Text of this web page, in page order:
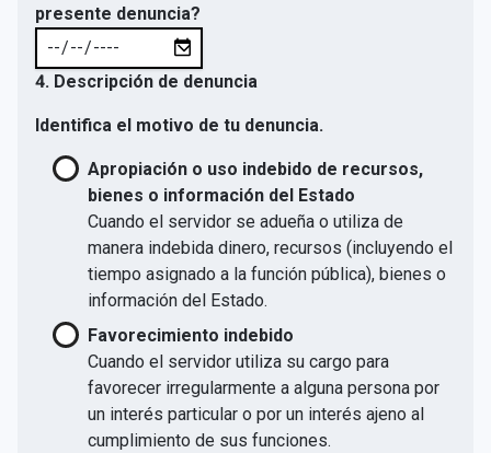
presente denuncia?
4. Descripción de denuncia
Identifica el motivo de tu denuncia.
Apropiación o uso indebido de recursos,
bienes o información del Estado
Cuando el servidor se adueña o utiliza de
manera indebida dinero, recursos (incluyendo el
tiempo asignado a la función pública), bienes o
información del Estado.
Favorecimiento indebido
Cuando el servidor utiliza su cargo para
favorecer irregularmente a alguna persona por
un interés particular o por un interés ajeno al
cumplimiento de sus funciones.